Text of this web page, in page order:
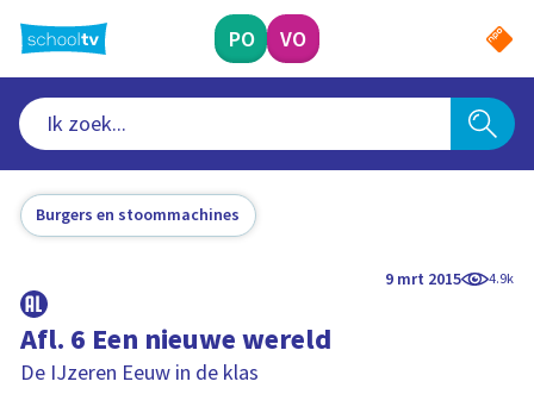
naar
hoofdinhoud
PO VO
Burgers en stoommachines
9 mrt 2015 4.9k
Afl. 6 Een nieuwe wereld
De IJzeren Eeuw in de klas